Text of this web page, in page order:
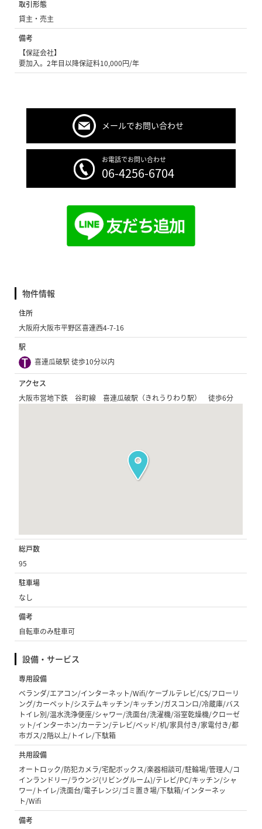
取引形態
貸主・売主
備考
【保証会社】
要加入。2年目以降保証料10,000円/年
メールでお問い合わせ
お電話でお問い合わせ
06-4256-6704
物件情報
住所
大阪府大阪市平野区喜連西4-7-16
駅
喜連瓜破駅 徒歩10分以内
アクセス
大阪市営地下鉄 谷町線 喜連瓜破駅（きれうりわり駅） 徒歩6分
総戸数
95
駐車場
なし
備考
自転車のみ駐車可
設備・サービス
専用設備
ベランダ/エアコン/インターネット/Wifi/ケーブルテレビ/CS/フローリ
ング/カーペット/システムキッチン/キッチン/ガスコンロ/冷蔵庫/バス
トイレ別/温水洗浄便座/シャワー/洗面台/洗濯機/浴室乾燥機/クローゼ
ット/インターホン/カーテン/テレビ/ベッド/机/家具付き/家電付き/都
市ガス/2階以上/トイレ/下駄箱
共用設備
オートロック/防犯カメラ/宅配ボックス/楽器相談可/駐輪場/管理人/コ
インランドリー/ラウンジ(リビングルーム)/テレビ/PC/キッチン/シャ
ワー/トイレ/洗面台/電子レンジ/ゴミ置き場/下駄箱/インターネッ
ト/Wifi
備考